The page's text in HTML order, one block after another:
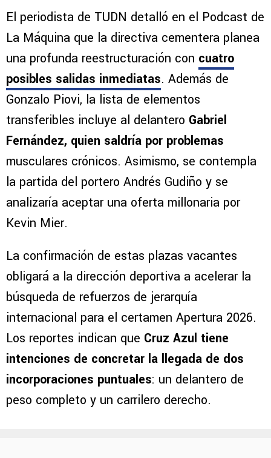
El periodista de TUDN detalló en el Podcast de
La Máquina que la directiva cementera planea
una profunda reestructuración con cuatro
posibles salidas inmediatas. Además de
Gonzalo Piovi, la lista de elementos
transferibles incluye al delantero Gabriel
Fernández, quien saldría por problemas
musculares crónicos. Asimismo, se contempla
la partida del portero Andrés Gudiño y se
analizaría aceptar una oferta millonaria por
Kevin Mier.
La confirmación de estas plazas vacantes
obligará a la dirección deportiva a acelerar la
búsqueda de refuerzos de jerarquía
internacional para el certamen Apertura 2026.
Los reportes indican que Cruz Azul tiene
intenciones de concretar la llegada de dos
incorporaciones puntuales: un delantero de
peso completo y un carrilero derecho.